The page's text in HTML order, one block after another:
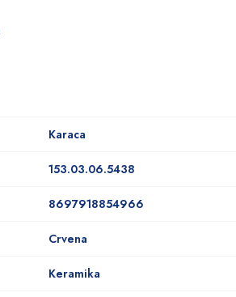
Karaca
153.03.06.5438
8697918854966
Crvena
Keramika